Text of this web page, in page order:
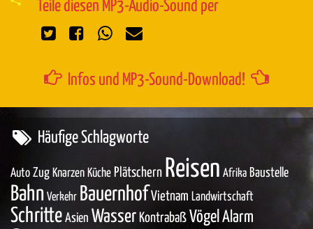
Teile diesen MP3-Audio-Sound per
Infos und MP3-Sound-Download!
Häufige Schlagworte
Auto Zug Knarzen Küche Plätschern Reisen Afrika Baustelle
Bahn Verkehr Bauernhof Vietnam Landwirtschaft
Schritte Asien Wasser Kontrabaß Vögel Alarm